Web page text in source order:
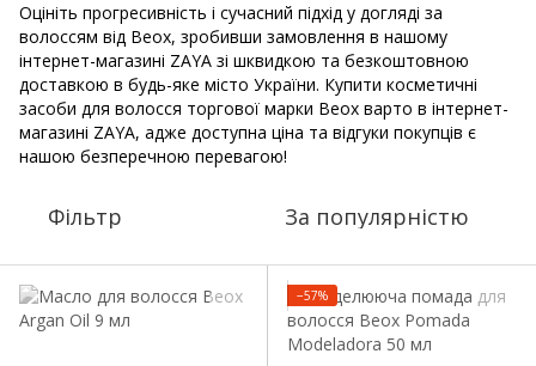
Оцініть прогресивність і сучасний підхід у догляді за
волоссям від Beox, зробивши замовлення в нашому
інтернет-магазині ZAYA зі шквидкою та безкоштовною
доставкою в будь-яке місто України. Купити косметичні
засоби для волосся торгової марки Beox варто в інтернет-
магазині ZAYA, адже доступна ціна та відгуки покупців є
нашою безперечною перевагою!
Фільтр За популярністю
−57%